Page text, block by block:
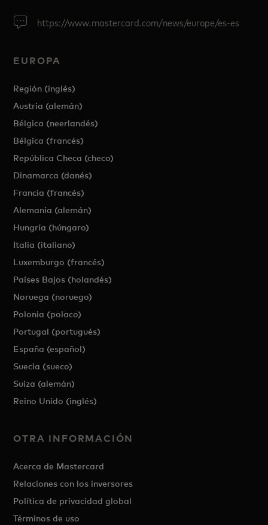
https://www.mastercard.com/news/europe/es-es
EUROPA
Región (inglés)
Austria (alemán)
Bélgica (neerlandés)
Bélgica (francés)
República Checa (checo)
Dinamarca (danés)
Francia (francés)
Alemania (alemán)
Hungría (húngaro)
Italia (italiano)
Luxemburgo (francés)
Países Bajos (holandés)
Noruega (noruego)
Polonia (polaco)
Portugal (portugués)
España (español)
Suecia (sueco)
Suiza (alemán)
Reino Unido (inglés)
OTRA INFORMACIÓN
Acerca de Mastercard
Relaciones con los inversores
Política de privacidad global
Términos de uso